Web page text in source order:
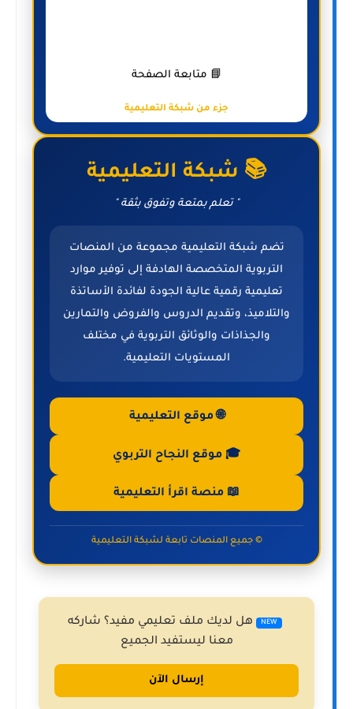
📘 متابعة الصفحة
جزء من شبكة التعليمية
📚 شبكة التعليمية
" تعلم بمتعة وتفوق بثقة "
تضم شبكة التعليمية مجموعة من المنصات
التربوية المتخصصة الهادفة إلى توفير موارد
تعليمية رقمية عالية الجودة لفائدة الأساتذة
والتلاميذ، وتقديم الدروس والفروض والتمارين
والجذاذات والوثائق التربوية في مختلف
المستويات التعليمية.
🌐 موقع التعليمية
🎓 موقع النجاح التربوي
📖 منصة اقرأ التعليمية
© جميع المنصات تابعة لشبكة التعليمية
NEW
هل لديك ملف تعليمي مفيد؟ شاركه
معنا ليستفيد الجميع
إرسال الآن